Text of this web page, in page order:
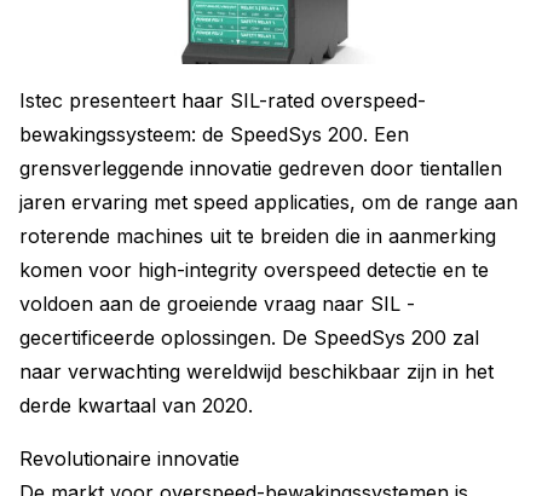
Istec presenteert haar SIL-rated overspeed-
bewakingssysteem: de SpeedSys 200. Een
grensverleggende innovatie gedreven door tientallen
jaren ervaring met speed applicaties, om de range aan
roterende machines uit te breiden die in aanmerking
komen voor high-integrity overspeed detectie en te
voldoen aan de groeiende vraag naar SIL -
gecertificeerde oplossingen. De SpeedSys 200 zal
naar verwachting wereldwijd beschikbaar zijn in het
derde kwartaal van 2020.
Revolutionaire innovatie